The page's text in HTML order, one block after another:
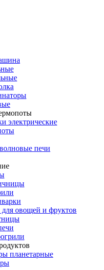
электрические
печи
овощей и фруктов
планетарные